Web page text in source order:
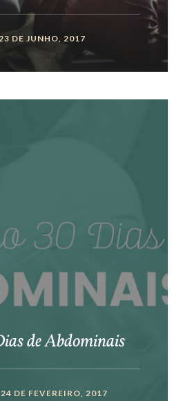
23 DE JUNHO, 2017
de Abdominais
24 DE FEVEREIRO, 2017